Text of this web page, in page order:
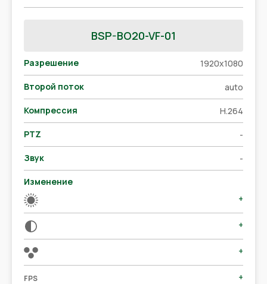
BSP-BO20-VF-01
Разрешение 1920x1080
Второй поток auto
Компрессия H.264
PTZ -
Звук -
Изменение
+
+
+
FPS +